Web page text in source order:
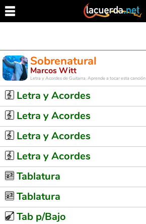
Sobrenatural
Marcos Witt
Letra y Acordes de Guitarra. Aprende a tocar esta canción
Letra y Acordes
Letra y Acordes
Letra y Acordes
Letra y Acordes
Tablatura
Tablatura
Tab p/Bajo